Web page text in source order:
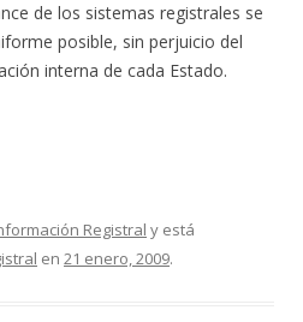
de los sistemas registrales se
posible, sin perjuicio del
interna de cada Estado.
Registral y está
en 21 enero, 2009.